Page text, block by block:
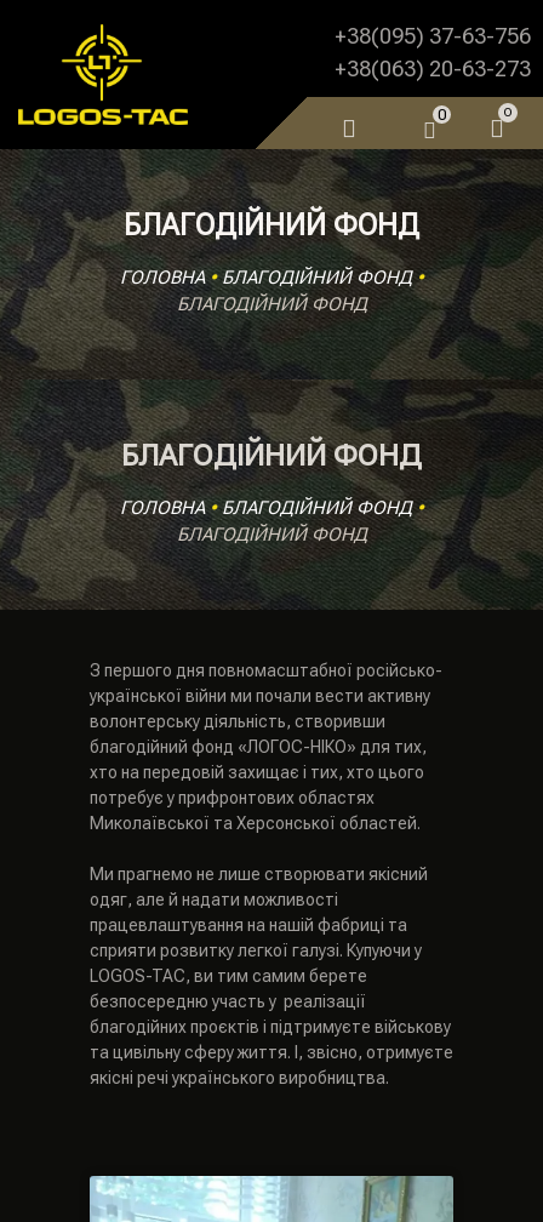
+38(095) 37-63-756
+38(063) 20-63-273
0 0
БЛАГОДІЙНИЙ ФОНД
ГОЛОВНА•БЛАГОДІЙНИЙ ФОНД•
БЛАГОДІЙНИЙ ФОНД
БЛАГОДІЙНИЙ ФОНД
ГОЛОВНА•БЛАГОДІЙНИЙ ФОНД•
БЛАГОДІЙНИЙ ФОНД
З першого дня повномасштабної російсько-
української війни ми почали вести активну
волонтерську діяльність, створивши
благодійний фонд «ЛОГОС-НІКО» для тих,
хто на передовій захищає і тих, хто цього
потребує у прифронтових областях
Миколаївської та Херсонської областей.
Ми прагнемо не лише створювати якісний
одяг, але й надати можливості
працевлаштування на нашій фабриці та
сприяти розвитку легкої галузі. Купуючи у
LOGOS-TAC, ви тим самим берете
безпосередню участь у реалізації
благодійних проєктів і підтримуєте військову
та цивільну сферу життя. І, звісно, отримуєте
якісні речі українського виробництва.